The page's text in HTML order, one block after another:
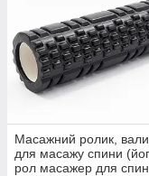
Масажний ролик,
для масажу спини
рол масажер для